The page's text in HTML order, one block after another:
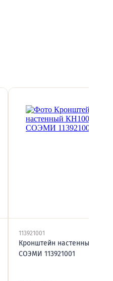
113921001
Кронштейн настенный
СОЭМИ 113921001